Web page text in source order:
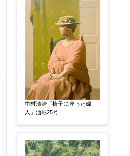
中村清治「椅子に座った婦
人」油彩25号